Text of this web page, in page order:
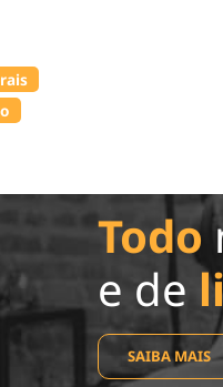
Todo
e de
SAIBA MAIS